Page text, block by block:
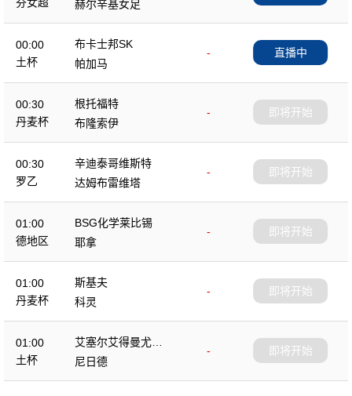
赫尔辛基女足
00:00
土杯
布卡士邦SK
-
帕加马
直播中
00:30
丹麦杯
根托福特
-
布隆索伊
即将开始
00:30
罗乙
辛迪泰哥维斯特
-
达姆布雷维塔
即将开始
01:00
德地区
BSG化学莱比锡
-
耶拿
即将开始
01:00
丹麦杯
斯基夫
-
科灵
即将开始
01:00
土杯
艾塞尔艾得曼尤尔
杜
-
尼日德
即将开始